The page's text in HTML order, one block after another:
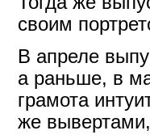
своим
В апреле
а раньше, в
грамота
же